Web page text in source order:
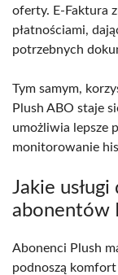
oferty. E-Faktura
płatnościami,
potrzebnych
Tym samym,
Plush ABO staje
umożliwia lepsze
monitorowanie
Jakie
abonentów
Abonenci Plush
podnoszą